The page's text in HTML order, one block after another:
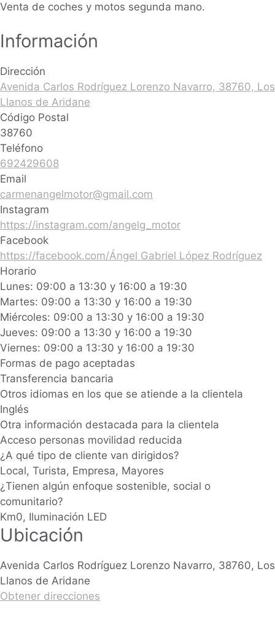
Venta de coches y motos segunda mano.
Información
Dirección
Avenida Carlos Rodríguez Lorenzo Navarro, 38760, Los
Llanos de Aridane
Código Postal
38760
Teléfono
692429608
Email
carmenangelmotor@gmail.com
Instagram
https://instagram.com/angelg_motor
Facebook
https://facebook.com/Ángel Gabriel López Rodríguez
Horario
Lunes: 09:00 a 13:30 y 16:00 a 19:30
Martes: 09:00 a 13:30 y 16:00 a 19:30
Miércoles: 09:00 a 13:30 y 16:00 a 19:30
Jueves: 09:00 a 13:30 y 16:00 a 19:30
Viernes: 09:00 a 13:30 y 16:00 a 19:30
Formas de pago aceptadas
Transferencia bancaria
Otros idiomas en los que se atiende a la clientela
Inglés
Otra información destacada para la clientela
Acceso personas movilidad reducida
¿A qué tipo de cliente van dirigidos?
Local, Turista, Empresa, Mayores
¿Tienen algún enfoque sostenible, social o
comunitario?
Km0, Iluminación LED
Ubicación
Avenida Carlos Rodríguez Lorenzo Navarro, 38760, Los
Llanos de Aridane
Obtener direcciones